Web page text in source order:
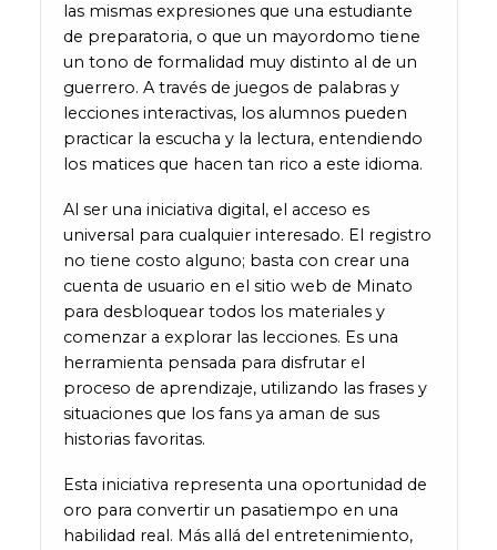
las mismas expresiones que una estudiante
de preparatoria, o que un mayordomo tiene
un tono de formalidad muy distinto al de un
guerrero. A través de juegos de palabras y
lecciones interactivas, los alumnos pueden
practicar la escucha y la lectura, entendiendo
los matices que hacen tan rico a este idioma.
Al ser una iniciativa digital, el acceso es
universal para cualquier interesado. El registro
no tiene costo alguno; basta con crear una
cuenta de usuario en el sitio web de Minato
para desbloquear todos los materiales y
comenzar a explorar las lecciones. Es una
herramienta pensada para disfrutar el
proceso de aprendizaje, utilizando las frases y
situaciones que los fans ya aman de sus
historias favoritas.
Esta iniciativa representa una oportunidad de
oro para convertir un pasatiempo en una
habilidad real. Más allá del entretenimiento,